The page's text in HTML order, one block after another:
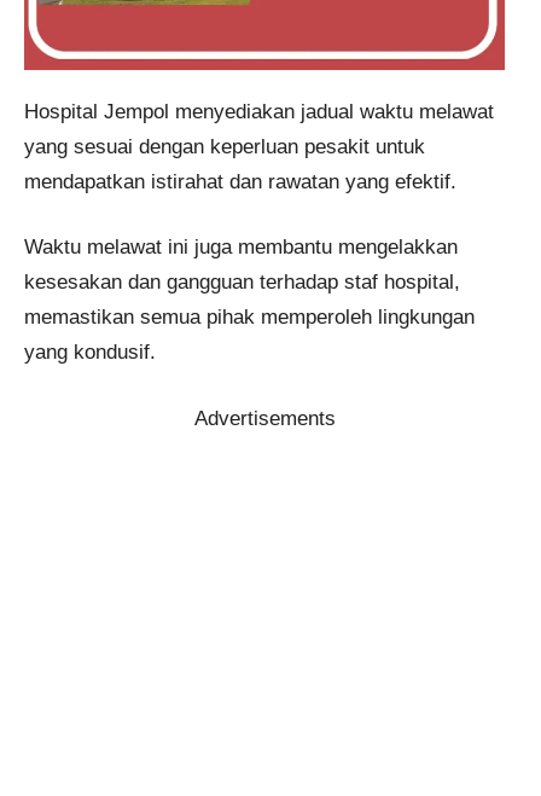
Hospital Jempol menyediakan jadual waktu melawat
yang sesuai dengan keperluan pesakit untuk
mendapatkan istirahat dan rawatan yang efektif.
Waktu melawat ini juga membantu mengelakkan
kesesakan dan gangguan terhadap staf hospital,
memastikan semua pihak memperoleh lingkungan
yang kondusif.
Advertisements